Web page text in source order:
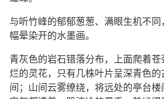
与听竹峰的郁郁葱葱、满眼生机不
幅晕染开的水墨画。
青灰色的岩石错落分布，上面爬着
烂的灵花，只有几株叶片呈深青色
间；山间云雾缭绕，将远处的亭台